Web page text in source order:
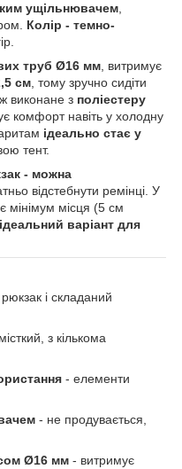
ущільнювачем,
Колір - темно-
труб Ø16 мм, витримує
см, тому зручно сидіти
виконане з поліестеру
комфорт навіть у холодну
ідеально стає у
тент.
- можна
відстебнути ремінці. У
мінімум місця (5 см
ідеальний варіант для
і складаний
з кількома
- елементи
- не продувається,
Ø16 мм - витримує